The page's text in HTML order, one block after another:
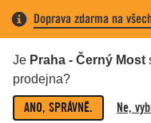
Doprava zdarma na
Je Praha - Černý Most
prodejna?
ANO, SPRÁVNĚ. Ne,